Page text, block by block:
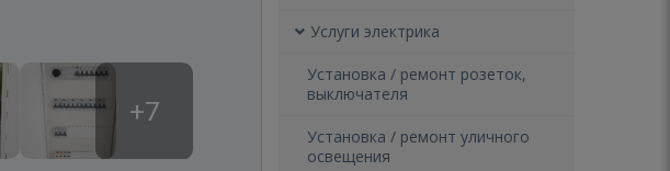
+7
Услуги электрика
Установка / ремонт розеток,
выключателя
Установка / ремонт уличного
освещения